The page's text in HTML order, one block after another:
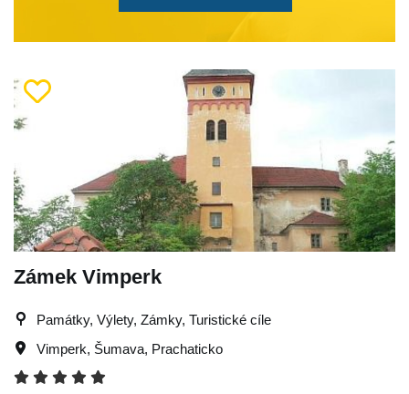
Zámek Vimperk
Památky, Výlety, Zámky, Turistické cíle
Vimperk, Šumava, Prachaticko